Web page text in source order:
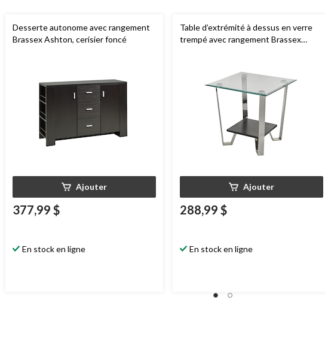
Desserte autonome avec rangement
Brassex Ashton, cerisier foncé
Ajouter
377,99 $
En stock en ligne
Table d’extrémité à dessus en verre
trempé avec rangement Brassex
Ajouter
288,99 $
En stock en ligne